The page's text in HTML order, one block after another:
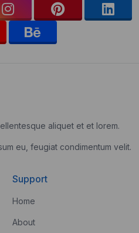
aliquet et et lorem.
eu, feugiat condimentum velit.
Support
Home
About